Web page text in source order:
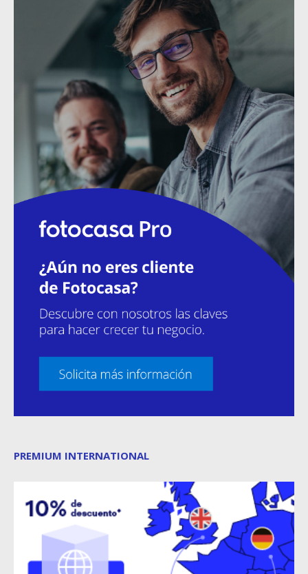
PREMIUM INTERNATIONAL